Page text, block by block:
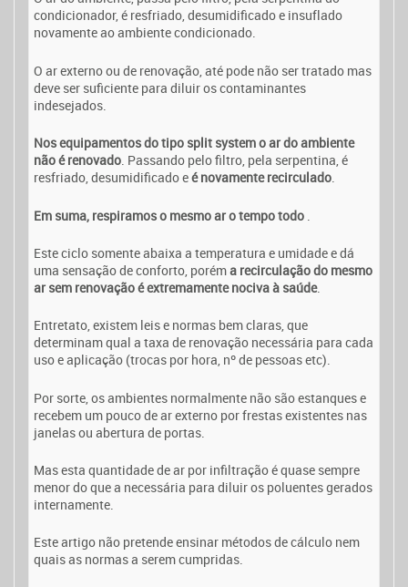
condicionador, é resfriado, desumidificado e insuflado
novamente ao ambiente condicionado.
O ar externo ou de renovação, até pode não ser tratado mas
deve ser suficiente para diluir os contaminantes
indesejados.
Nos equipamentos do tipo split system o ar do ambiente
não é renovado. Passando pelo filtro, pela serpentina, é
resfriado, desumidificado eé novamente recirculado.
Em suma, respiramoso mesmo aro tempo todo
Este ciclo somente abaixa a temperatura e umidade e dá
uma sensação de conforto, poréma recirculação do mesmo
ar sem renovação é extremamente nociva à saúde.
Entretato, existem leis e normas bem claras, que
determinam qual a taxa de renovação necessária para cada
uso e aplicação (trocas por hora, nº de pessoas etc).
Por sorte, os ambientes normalmente não são estanques e
recebem um pouco de ar externo por frestas existentes nas
janelas ou abertura de portas.
Mas esta quantidade de ar por infiltração é quase sempre
menor do que a necessária para diluir os poluentes gerados
internamente.
Este artigo não pretende ensinar métodos de cálculo nem
quais as normas a serem cumpridas.